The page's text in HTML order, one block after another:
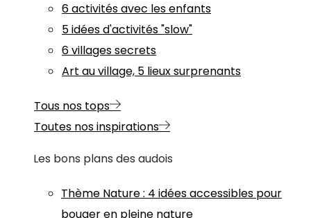
6 activités avec les enfants
5 idées d'activités "slow"
6 villages secrets
Art au village, 5 lieux surprenants
Tous nos tops
Toutes nos inspirations
Les bons plans des audois
Thème Nature: 4 idées accessibles pour
bouger en pleine nature